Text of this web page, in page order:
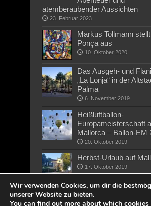
atemberaubender Aussichten
23. Februar 2023
Markus Tollmann
Ponça aus
10. Oktober 2020
Das Ausgeh- und
„La Lonja“ in der
Palma
6. November 2019
Heißluftballon-
Europameisterschaft
Mallorca – Ballon-EM
20. Oktober 2019
Herbst-Urlaub auf
17. Oktober 2019
Wir verwenden Cookies, um dir die
unserer Website zu bieten.
You can find out more about which